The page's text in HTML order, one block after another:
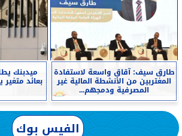
طارق سيف: آقاق واسعة لاستفادة
المغتربين من الأنشطة المالية غير
المصرفية ودمجهم...
الفيس بوك